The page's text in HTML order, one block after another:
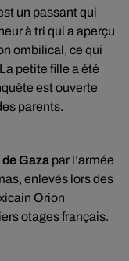
un passant qui
à tri qui a aperçu
ombilical, ce qui
petite fille a été
est ouverte
parents.
Gaza par l’armée
enlevés lors des
Orion
otages français.